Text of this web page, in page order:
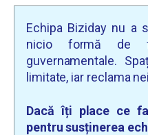
Echipa Biziday nu a
nicio formă de
guvernamentale.
limitate, iar reclama
Dacă îți place ce
pentru susținerea